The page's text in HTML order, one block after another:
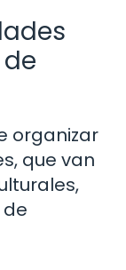
organizar
que van